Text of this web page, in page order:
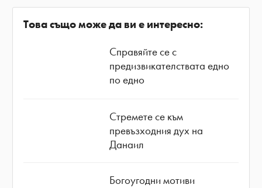
Това също може да ви е интересно:
Справяйте се с
предизвикателствата едно
по едно
Стремете се към
превъзходния дух на
Данаил
Богоугодни мотиви